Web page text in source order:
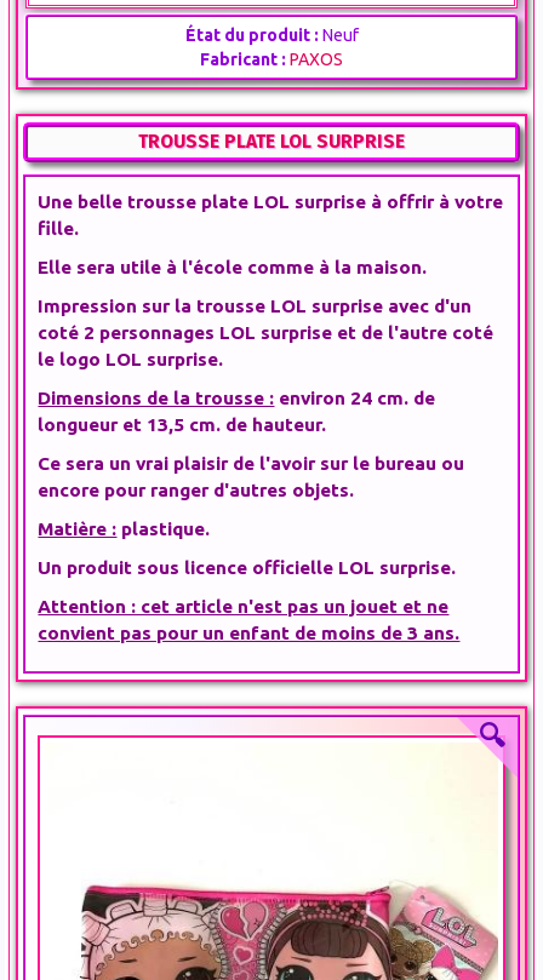
État du produit : Neuf
Fabricant : PAXOS
TROUSSE PLATE LOL SURPRISE
Une belle trousse plate LOL surprise à offrir à votre
fille.
Elle sera utile à l'école comme à la maison.
Impression sur la trousse LOL surprise avec d'un
coté 2 personnages LOL surprise et de l'autre coté
le logo LOL surprise.
Dimensions de la trousse : environ 24 cm. de
longueur et 13,5 cm. de hauteur.
Ce sera un vrai plaisir de l'avoir sur le bureau ou
encore pour ranger d'autres objets.
Matière : plastique.
Un produit sous licence officielle LOL surprise.
Attention : cet article n'est pas un jouet et ne
convient pas pour un enfant de moins de 3 ans.